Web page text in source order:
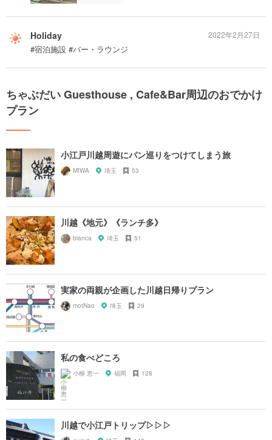
Holiday
#宿泊施設 #バー・ラウンジ
2022年2月27日
ちゃぶだい Guesthouse , Cafe&Bar周辺のおでかけ
プラン
小江戸川越周遊にパン巡りをつけてしまう旅
MIWA 埼玉 53
川越《地元》《ランチ多》
bianca 埼玉 51
実家の両親が企画した川越日帰りプラン
motNao 埼玉 29
私の食べどころ
小柳 恵一 福岡 128
川越で小江戸トリップ▷▷▷